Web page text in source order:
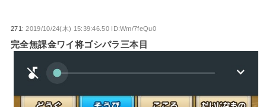
271:2019/10/24(木) 15:39:46.50 ID:Wm/7feQu0
完全無課金ワイ将ゴシパラ三本目